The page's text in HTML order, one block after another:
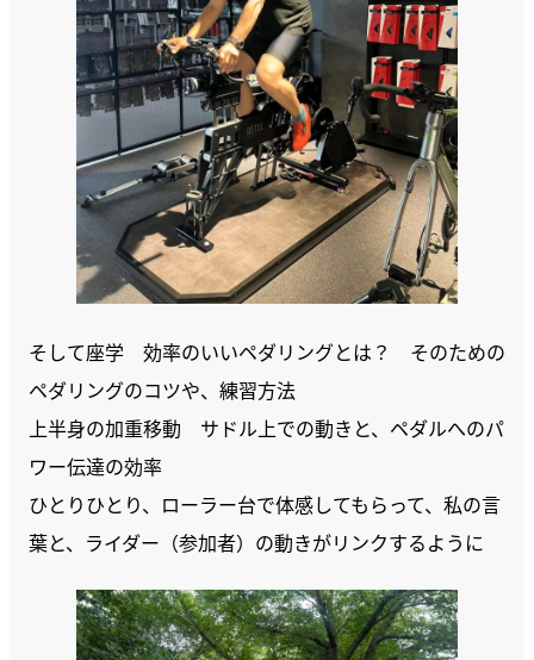
そして座学 効率のいいペダリングとは？ そのための
ペダリングのコツや、練習方法
上半身の加重移動 サドル上での動きと、ペダルへのパ
ワー伝達の効率
ひとりひとり、ローラー台で体感してもらって、私の言
葉と、ライダー（参加者）の動きがリンクするように